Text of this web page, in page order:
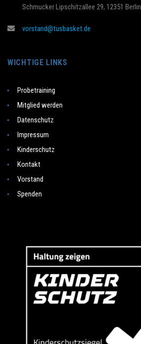
Schmucker Lipschitzallee 29, 12351 Berlin
vorstand@tusbasket.de
WICHTIGE LINKS
Probetraining
Mitglied werden
Datenschutz
Impressum
Kinderschutz
Kontakt
Vorstand
Spenden